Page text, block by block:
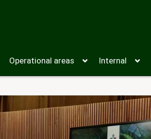
Operational areas Internal